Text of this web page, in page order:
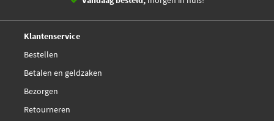
Klantenservice
Bestellen
Betalen en geldzaken
Bezorgen
Retourneren